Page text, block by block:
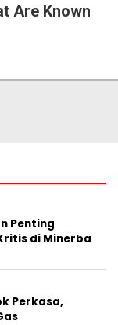
Are Known
Penting
di Minerba
Perkasa,